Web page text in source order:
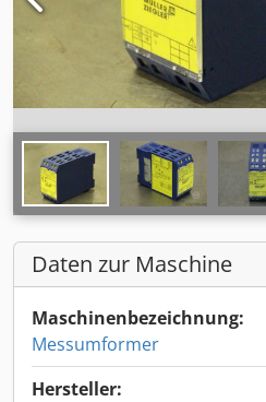
Daten zur Maschine
Maschinenbezeichnung:
Messumformer
Hersteller: